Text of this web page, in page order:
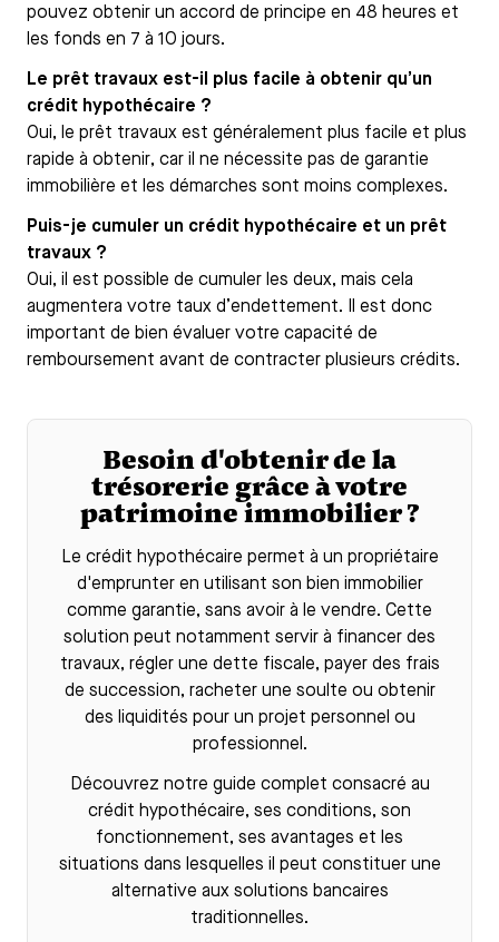
pouvez obtenir un accord de principe en 48 heures et
les fonds en 7 à 10 jours.
Le prêt travaux est-il plus facile à obtenir qu’un
crédit hypothécaire ?
Oui, le prêt travaux est généralement plus facile et plus
rapide à obtenir, car il ne nécessite pas de garantie
immobilière et les démarches sont moins complexes.
Puis-je cumuler un crédit hypothécaire et un prêt
travaux ?
Oui, il est possible de cumuler les deux, mais cela
augmentera votre taux d’endettement. Il est donc
important de bien évaluer votre capacité de
remboursement avant de contracter plusieurs crédits.
Besoin d'obtenir de la
trésorerie grâce à votre
patrimoine immobilier ?
Le crédit hypothécaire permet à un propriétaire
d'emprunter en utilisant son bien immobilier
comme garantie, sans avoir à le vendre. Cette
solution peut notamment servir à financer des
travaux, régler une dette fiscale, payer des frais
de succession, racheter une soulte ou obtenir
des liquidités pour un projet personnel ou
professionnel.
Découvrez notre guide complet consacré au
crédit hypothécaire, ses conditions, son
fonctionnement, ses avantages et les
situations dans lesquelles il peut constituer une
alternative aux solutions bancaires
traditionnelles.